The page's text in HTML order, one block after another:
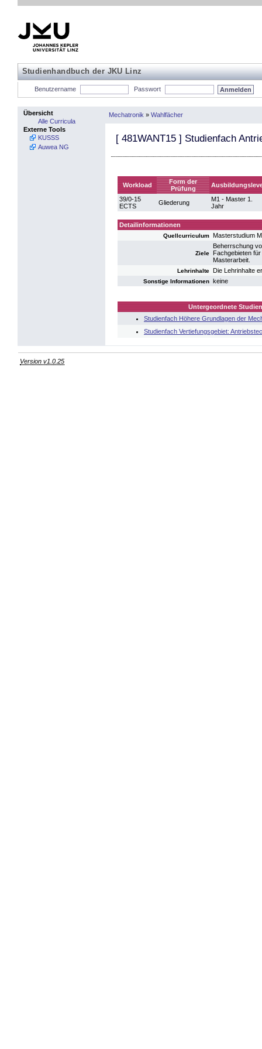
Studienhandbuch der JKU Linz
Benutzername Passwort
Übersicht
Alle Curricula
Externe Tools
KUSSS
Auwea NG
Mechatronik » Wahlfächer
[ 481WANT15 ] Studienfach
Workload
Form der
Prüfung
39/0-15
ECTS
Gliederung
M1 - Master 1.
Jahr
Detailinformationen
Quellcurriculum Masterstudium
Ziele
Beherrschung
Fachgebieten
Masterarbeit.
Lehrinhalte Die Lehrinhalte
Sonstige Informationen keine
Untergeordnete
Studienfach Höhere Grundlagen der
Studienfach Vertiefungsgebiet:
Version v1.0.25